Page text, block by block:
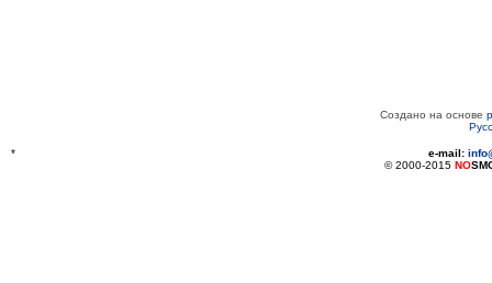
Создано на основе
* e-mail:
© 2000-2015 NO